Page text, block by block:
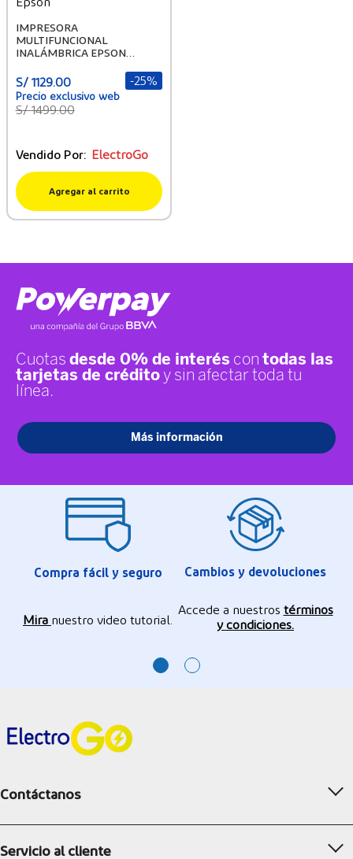
IMPRESORA
MULTIFUNCIONAL
INALÁMBRICA EPSON
S/ 1129.00 -25%
S/ 1499.00
Vendido Por: ElectroGo
Agregar al carrito
Compra fácil y seguro
Mira nuestro video tutorial.
Cambios y devoluciones
Accede a nuestros términos
y condiciones.
Contáctanos
Servicio al cliente